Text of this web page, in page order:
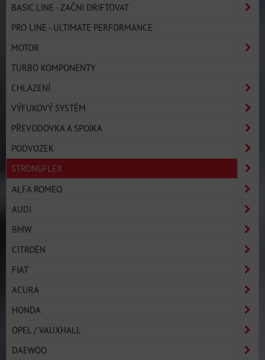
BASIC LINE - ZAČNI DRIFTOVAT
PRO LINE - ULTIMATE PERFORMANCE
MOTOR
TURBO KOMPONENTY
CHLAZENÍ
VÝFUKOVÝ SYSTÉM
PŘEVODOVKA A SPOJKA
PODVOZEK
STRONGFLEX
ALFA ROMEO
AUDI
BMW
CITROËN
FIAT
ACURA
HONDA
OPEL / VAUXHALL
DAEWOO